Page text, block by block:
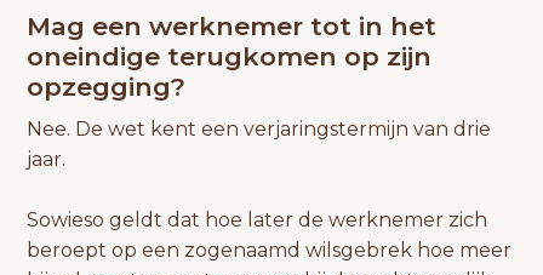
Mag een werknemer tot in het
oneindige terugkomen op zijn
opzegging?
Nee. De wet kent een verjaringstermijn van drie
jaar.
Sowieso geldt dat hoe later de werknemer zich
beroept op een zogenaamd wilsgebrek hoe meer